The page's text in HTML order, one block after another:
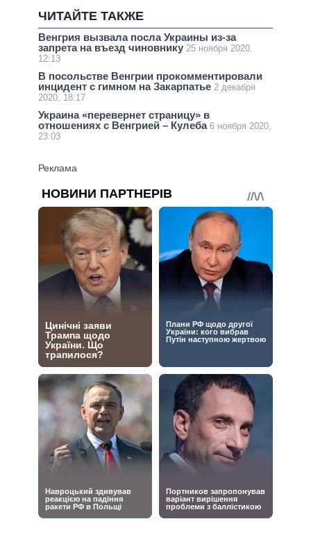
ЧИТАЙТЕ ТАКЖЕ
Венгрия вызвала посла Украины из-за
запрета на въезд чиновнику 25 ноября 2020,
12:13
В посольстве Венгрии прокомментировали
инцидент с гимном на Закарпатье 2 декабря
2020, 18:17
Украина «перевернет страницу» в
отношениях с Венгрией – Кулеба 6 ноября 2020,
23:03